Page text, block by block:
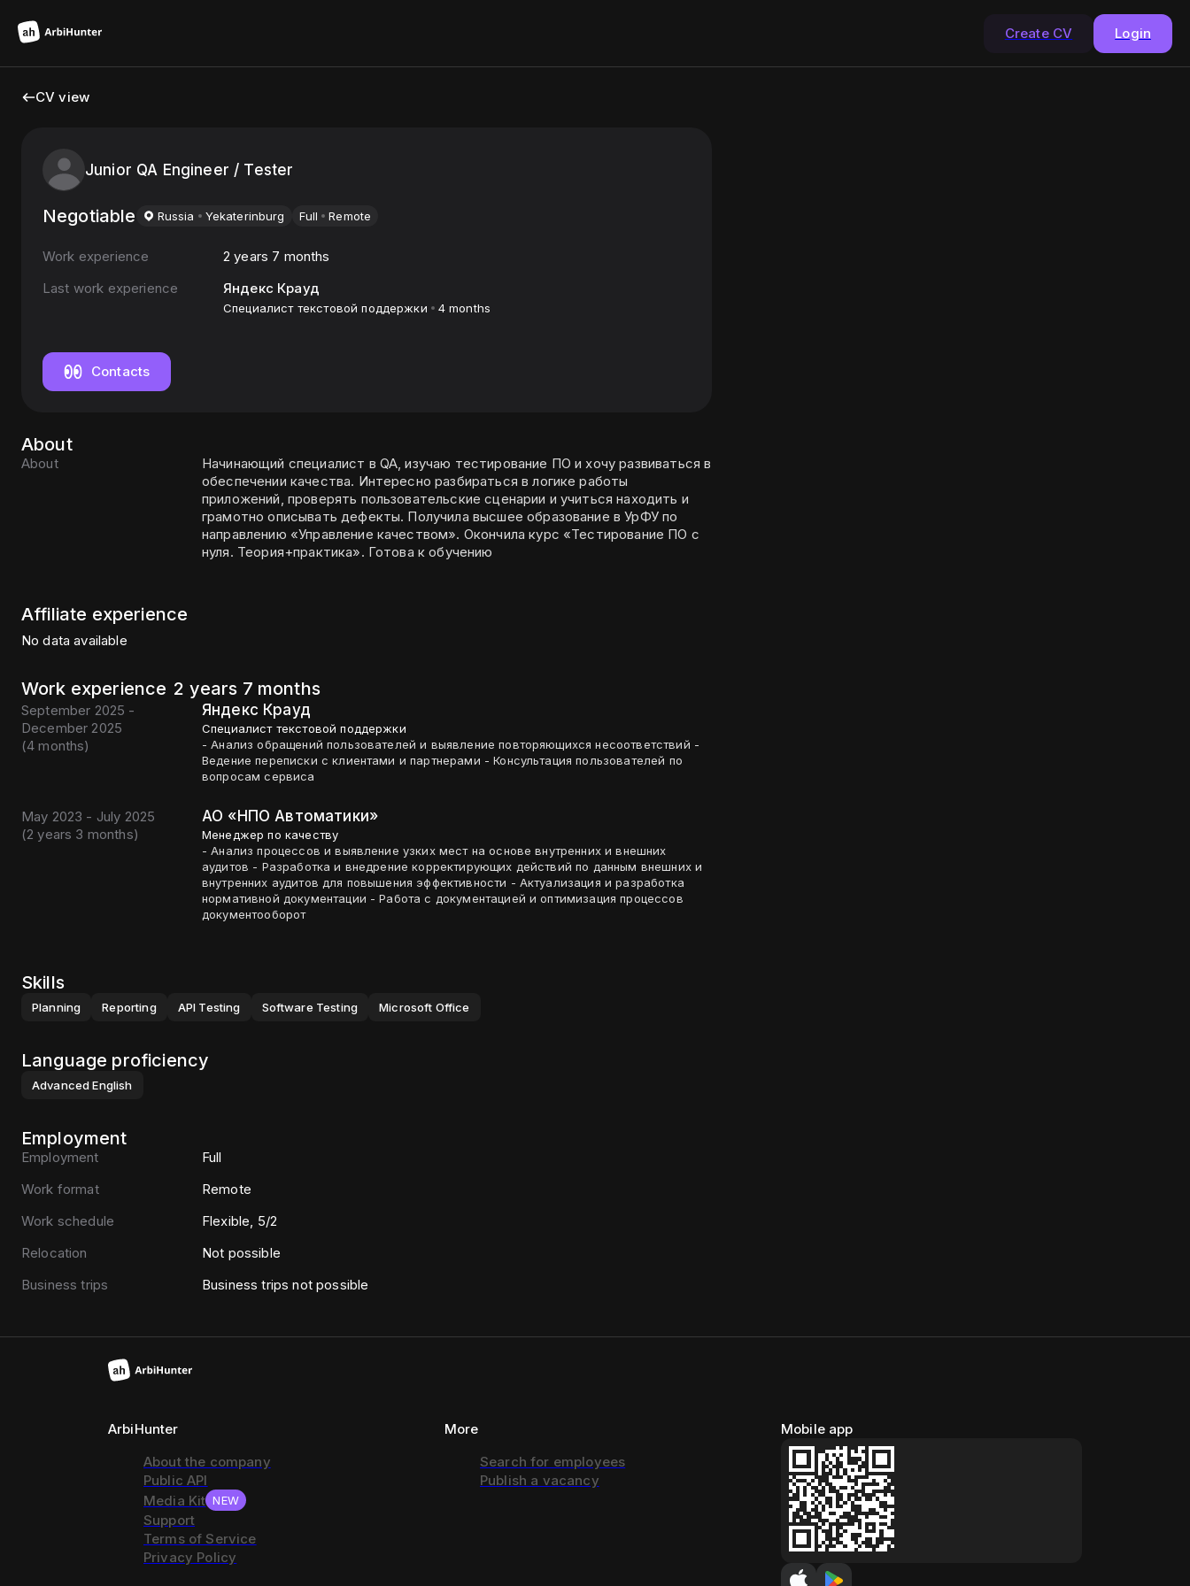
Create CV Login
CV view
Junior QA Engineer / Tester
Negotiable Russia Yekaterinburg Full Remote
Work experience
2 years 7 months
Last work experience
Яндекс Крауд
Специалист текстовой поддержки 4 months
Contacts
About
About
Начинающий специалист в QA, изучаю тестирование ПО и хочу развиваться в
обеспечении качества. Интересно разбираться в логике работы
приложений, проверять пользовательские сценарии и учиться находить и
грамотно описывать дефекты. Получила высшее образование в УрФУ по
направлению «Управление качеством». Окончила курс «Тестирование ПО с
нуля. Теория+практика». Готова к обучению
Affiliate experience
No data available
Work experience 2 years 7 months
September 2025 -
December 2025
(4 months)
Яндекс Крауд
Специалист текстовой поддержки
- Анализ обращений пользователей и выявление повторяющихся несоответствий -
Ведение переписки с клиентами и партнерами - Консультация пользователей по
вопросам сервиса
May 2023 - July 2025
(2 years 3 months)
АО «НПО Автоматики»
Менеджер по качеству
- Анализ процессов и выявление узких мест на основе внутренних и внешних
аудитов - Разработка и внедрение корректирующих действий по данным внешних и
внутренних аудитов для повышения эффективности - Актуализация и разработка
нормативной документации - Работа с документацией и оптимизация процессов
документооборот
Skills
Planning Reporting API Testing Software Testing Microsoft Office
Language proficiency
Advanced English
Employment
Employment
Full
Work format
Remote
Work schedule
Flexible, 5/2
Relocation
Not possible
Business trips
Business trips not possible
ArbiHunter
About the company
Public API
Media Kit NEW
Support
Terms of Service
Privacy Policy
More
Search for employees
Publish a vacancy
Mobile app